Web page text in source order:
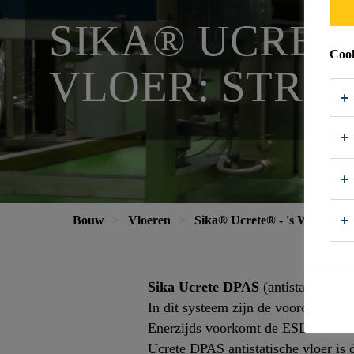
SIKA®
VLOER:
Bouw Vloeren Sika® Ucrete® - 's Werelds
Sika Ucrete DPAS (antistatische
In dit systeem zijn de voordelen
Enerzijds voorkomt de ESD vloer
Ucrete DPAS antistatische vloer is